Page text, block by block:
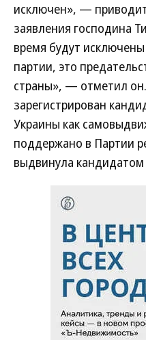
исключен», —
заявления господина
время будут
партии, это
страны», — отметил
зарегистрирован
Украины как
поддержано в Партии
выдвинула